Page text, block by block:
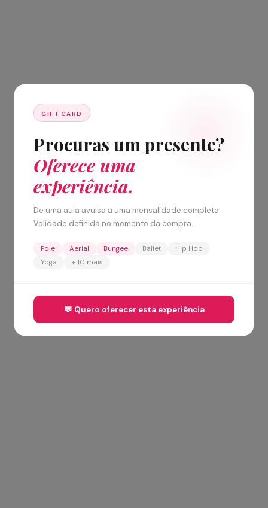
GIFT CARD
Procuras um presente?
Oferece uma
experiência.
De uma aula avulsa a uma mensalidade completa.
Validade definida no momento da compra.
Pole Aerial Bungee Ballet
Hip Hop
Yoga
+ 10 mais
💬 Quero oferecer esta experiência